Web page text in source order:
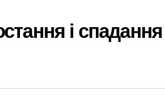
і спадання